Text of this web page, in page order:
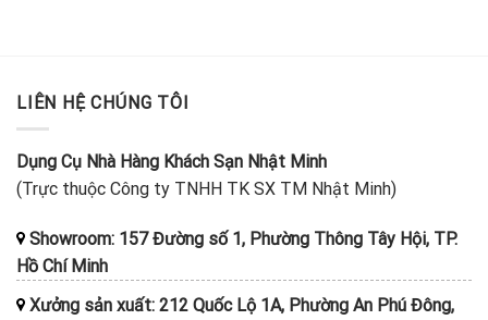
LIÊN HỆ CHÚNG TÔI
Dụng Cụ Nhà Hàng Khách Sạn Nhật Minh
(Trực thuộc Công ty TNHH TK SX TM Nhật Minh)
Showroom: 157 Đường số 1, Phường Thông Tây Hội, TP.
Hồ Chí Minh
Xưởng sản xuất: 212 Quốc Lộ 1A, Phường An Phú Đông,